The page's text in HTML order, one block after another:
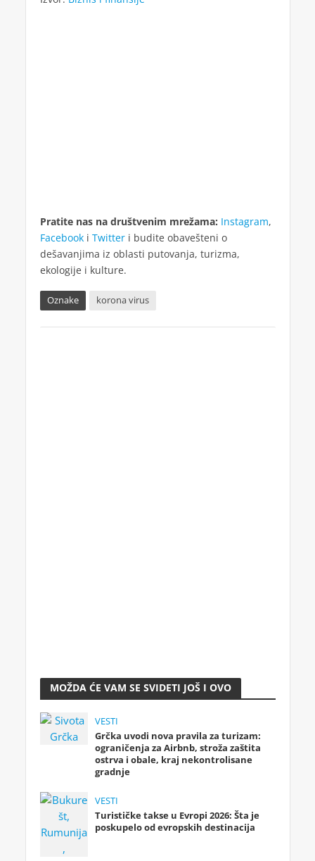
Pratite nas na društvenim mrežama: Instagram,
Facebooki Twitteri budite obavešteni o
dešavanjima iz oblasti putovanja, turizma,
ekologije i kulture.
Oznake korona virus
MOŽDA ĆE VAM SE SVIDETI JOŠ I OVO
VESTI
Grčka uvodi nova pravila za turizam:
ograničenja za Airbnb, stroža zaštita
ostrva i obale, kraj nekontrolisane
gradnje
VESTI
Turističke takse u Evropi 2026: Šta je
poskupelo od evropskih destinacija